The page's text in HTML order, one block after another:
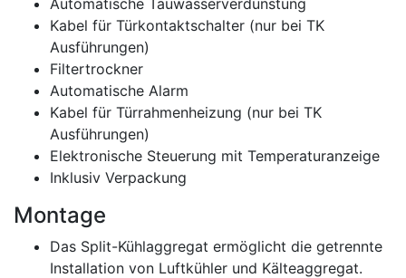
Automatische Tauwasserverdunstung
Kabel für Türkontaktschalter (nur bei TK
Ausführungen)
Filtertrockner
Automatische Alarm
Kabel für Türrahmenheizung (nur bei TK
Ausführungen)
Elektronische Steuerung mit Temperaturanzeige
Inklusiv Verpackung
Montage
Das Split-Kühlaggregat ermöglicht die getrennte
Installation von Luftkühler und Kälteaggregat.